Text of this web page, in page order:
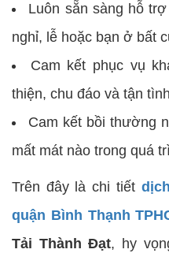
Luôn sẵn sàng hỗ
nghỉ, lễ hoặc bạn ở bất
Cam kết phục vụ
thiện, chu đáo và tận
Cam kết bồi thường
mất mát nào trong quá
Trên đây là chi tiết
quận Bình Thạnh
Tải Thành Đạt, hy